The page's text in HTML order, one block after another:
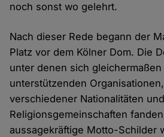
noch sonst wo gelehrt.
Nach dieser Rede begann der
Platz vor dem Kölner Dom. Die
unter denen sich
unterstützenden
verschiedener Nationalitäten und
Religionsgemeinschaften
aussagekräftige Motto-Schilder